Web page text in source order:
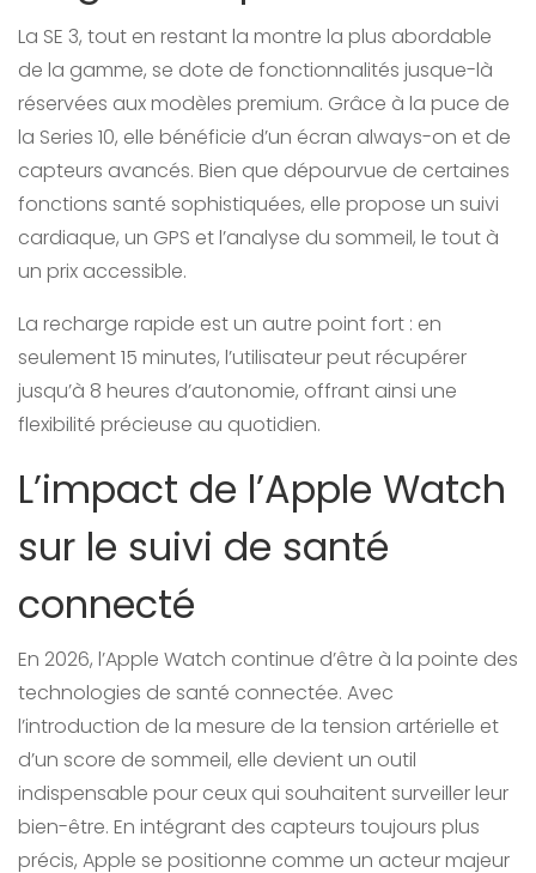
La SE 3, tout en restant la montre la plus abordable
de la gamme, se dote de fonctionnalités jusque-là
réservées aux modèles premium. Grâce à la puce de
la Series 10, elle bénéficie d’un écran always-on et de
capteurs avancés. Bien que dépourvue de certaines
fonctions santé sophistiquées, elle propose un suivi
cardiaque, un GPS et l’analyse du sommeil, le tout à
un prix accessible.
La recharge rapide est un autre point fort : en
seulement 15 minutes, l’utilisateur peut récupérer
jusqu’à 8 heures d’autonomie, offrant ainsi une
flexibilité précieuse au quotidien.
L’impact de l’Apple Watch
sur le suivi de santé
connecté
En 2026, l’Apple Watch continue d’être à la pointe des
technologies de santé connectée. Avec
l’introduction de la mesure de la tension artérielle et
d’un score de sommeil, elle devient un outil
indispensable pour ceux qui souhaitent surveiller leur
bien-être. En intégrant des capteurs toujours plus
précis, Apple se positionne comme un acteur majeur